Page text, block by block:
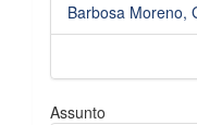
Barbosa Moreno,
Assunto